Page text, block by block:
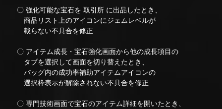
〇 強化可能な宝石を 取引所 に出品したとき、
商品リスト上のアイコンにジェムレベルが
載らない不具合を修正
〇 アイテム成長・宝石強化画面から他の成長項目の
タブを選択して画面を切り替えたとき、
バッグ内の成功率補助アイテムアイコンの
選択枠表示が解除されない不具合を修正
〇 専門技術画面で宝石のアイテム詳細を開いたとき、